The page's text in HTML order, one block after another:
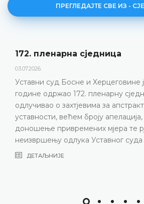
ПРЕГЛЕДАЈТЕ СВЕ ИЗ -
Дневни ред 172. пленарне
23.06.2026.
Уставни суд Босне и
пленарну сједницу 2. и 3. јула
ДЕТАЉНИЈЕ